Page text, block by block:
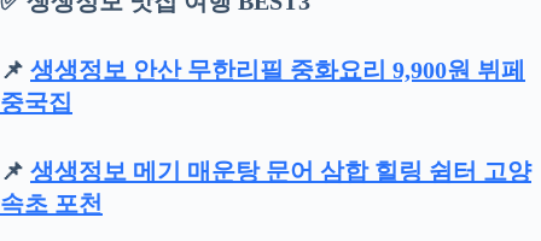
📌 생생정보 안산 무한리필 중화요리 9,900원 뷔페
중국집
📌 생생정보 메기 매운탕 문어 삼합 힐링 쉼터 고양
속초 포천